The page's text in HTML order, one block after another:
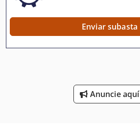
Máquina De Fundición
Máquina De La Carpintería
Enviar subasta
Anuncie aquí